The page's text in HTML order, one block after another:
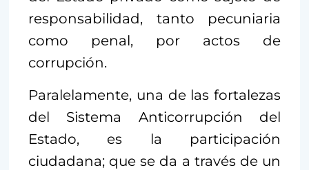
responsabilidad, tanto pecuniaria
como penal, por actos de
corrupción.
Paralelamente, una de las fortalezas
del Sistema Anticorrupción del
Estado, es la participación
ciudadana; que se da a través de un